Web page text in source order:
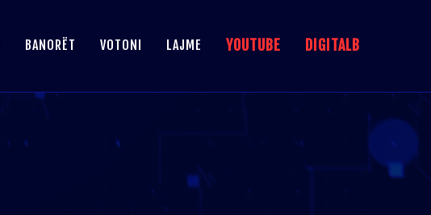
BANORËT VOTONI LAJME YOUTUBE DIGITALB